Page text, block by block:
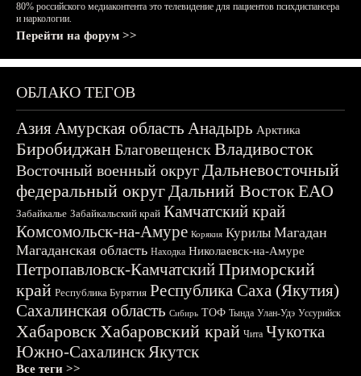
80% российского медиаконтента это телевидение для пациентов психдиспансера
и наркологии.
Перейти на форум >>
ОБЛАКО ТЕГОВ
АзияАмурская область Анадырь Арктика
БиробиджанБлаговещенскВладивосток
Восточный военный округДальневосточный
федеральный округДальний ВостокЕАО
Забайкалье Забайкальский край Камчатский край
Комсомольск-на-Амуре Корякия Курилы Магадан
Магаданская область Находка Николаевск-на-Амуре
Петропавловск-КамчатскийПриморский
край Республика Бурятия Республика Саха (Якутия)
Сахалинская область Сибирь ТОФ Тында Улан-Удэ Уссурийск
ХабаровскХабаровский край Чита Чукотка
Южно-СахалинскЯкутск
Все теги >>